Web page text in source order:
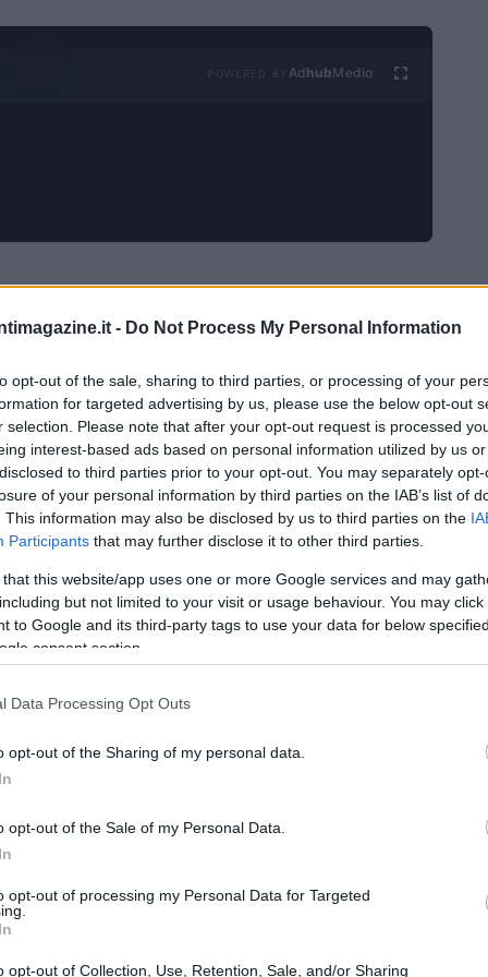
- Do Not Process My Personal Information
opt-out of the sale, sharing to third parties, or processing of your
for targeted advertising by us, please use the below opt-out
selection. Please note that after your opt-out request is processed
interest-based ads based on personal information utilized by us
to third parties prior to your opt-out. You may separately
of your personal information by third parties on the IAB’s list of
This information may also be disclosed by us to third parties on the
Participants that may further disclose it to other third parties.
that this website/app uses one or more Google services and may
but not limited to your visit or usage behaviour. You may
to Google and its third-party tags to use your data for below
consent section.
Data Processing Opt Outs
opt-out of the Sharing of my personal data.
opt-out of the Sale of my Personal Data.
opt-out of processing my Personal Data for Targeted
opt-out of Collection, Use, Retention, Sale, and/or Sharing
Ad hubMedia
con un lieve rialzo, dopo il pesante sell-off dei
sono scaturite da un nuovo modello di
DeepSeek, che potrebbe sfidare la supremazia
nei costi. Questo sviluppo ha scatenato
calo dei titoli di aziende come Nvidia, che ha
dollari.
indici
guadagnando l’1,7% all’apertura. Questo
del marzo 2020 e la maggiore perdita in termini di
di dollari. Tuttavia, Nvidia ha descritto lo
per l’AI’, suggerendo che la competizione
di recupero: il Dow Jones aumenta di 14,65 punti
e il Nasdaq cresce di 44,65 punti (+0,23%).
certa resilienza del mercato, nonostante le